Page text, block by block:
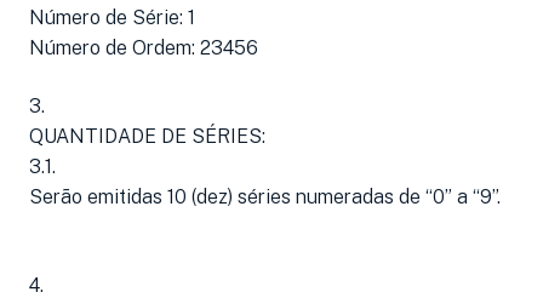
Número de Série: 1
Número de Ordem: 23456
3.
QUANTIDADE DE SÉRIES:
3.1.
Serão emitidas 10 (dez) séries numeradas de “0” a “9”.
4.